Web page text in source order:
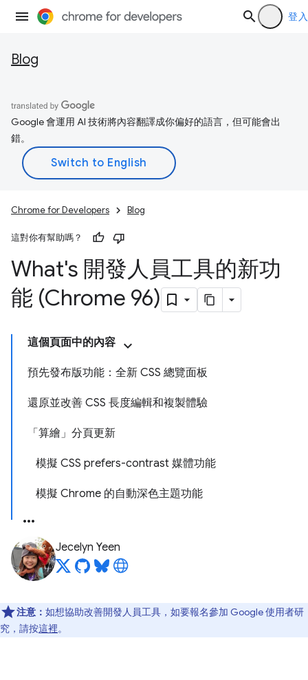
登入
Blog
Google 會運用 AI 技術將內容翻譯成你偏好的語言，但可能會出
錯。
Chrome for Developers Blog
這對你有幫助嗎？
What's 開發人員工具的新功
能 (Chrome 96)
這個頁面中的內容
預先發布版功能：全新 CSS 總覽面板
還原並改善 CSS 長度編輯和複製體驗
「算繪」分頁更新
模擬 CSS prefers-contrast 媒體功能
模擬 Chrome 的自動深色主題功能
Jecelyn Yeen
注意： 如想協助改善開發人員工具，如要報名參加 Google 使用者研
究，請按這裡。